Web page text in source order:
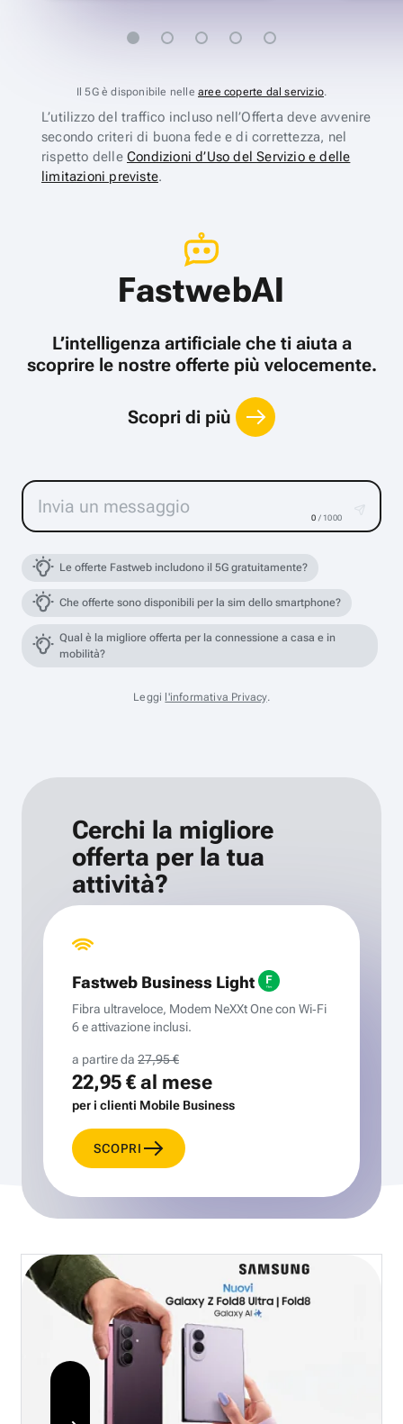
Il 5G è disponibile nelle aree coperte dal servizio.
L’utilizzo del traffico incluso nell’Offerta deve avvenire
secondo criteri di buona fede e di correttezza, nel
rispetto delle Condizioni d’Uso del Servizio e delle
limitazioni previste.
FastwebAI
L’intelligenza artificiale che ti aiuta a
scoprire le nostre offerte più velocemente.
Scopri di più
0 / 1000
Le offerte Fastweb includono il 5G gratuitamente?
Che offerte sono disponibili per la sim dello smartphone?
Qual è la migliore offerta per la connessione a casa e in
mobilità?
Leggi l'informativa Privacy.
Cerchi la migliore
offerta per la tua
attività?
Fastweb Business Light
Fibra ultraveloce, Modem NeXXt One con Wi‑Fi
6 e attivazione inclusi.
a partire da 27,95 €
22,95 €al mese
per i clienti Mobile Business
SCOPRI